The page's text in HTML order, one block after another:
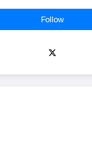
Follow